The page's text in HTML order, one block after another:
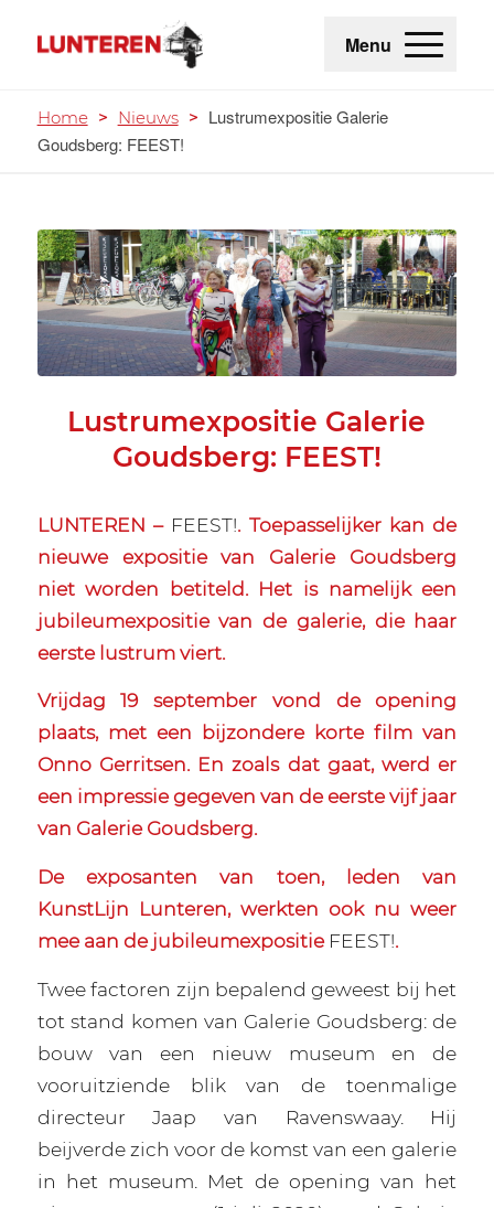
Menu
Home > Nieuws > Lustrumexpositie Galerie
Goudsberg: FEEST!
Lustrumexpositie Galerie
Goudsberg: FEEST!
LUNTEREN – FEEST!. Toepasselijker kan de
nieuwe expositie van Galerie Goudsberg
niet worden betiteld. Het is namelijk een
jubileumexpositie van de galerie, die haar
eerste lustrum viert.
Vrijdag 19 september vond de opening
plaats, met een bijzondere korte film van
Onno Gerritsen. En zoals dat gaat, werd er
een impressie gegeven van de eerste vijf jaar
van Galerie Goudsberg.
De exposanten van toen, leden van
KunstLijn Lunteren, werkten ook nu weer
mee aan de jubileumexpositie FEEST!.
Twee factoren zijn bepalend geweest bij het
tot stand komen van Galerie Goudsberg: de
bouw van een nieuw museum en de
vooruitziende blik van de toenmalige
directeur Jaap van Ravenswaay. Hij
beijverde zich voor de komst van een galerie
in het museum. Met de opening van het